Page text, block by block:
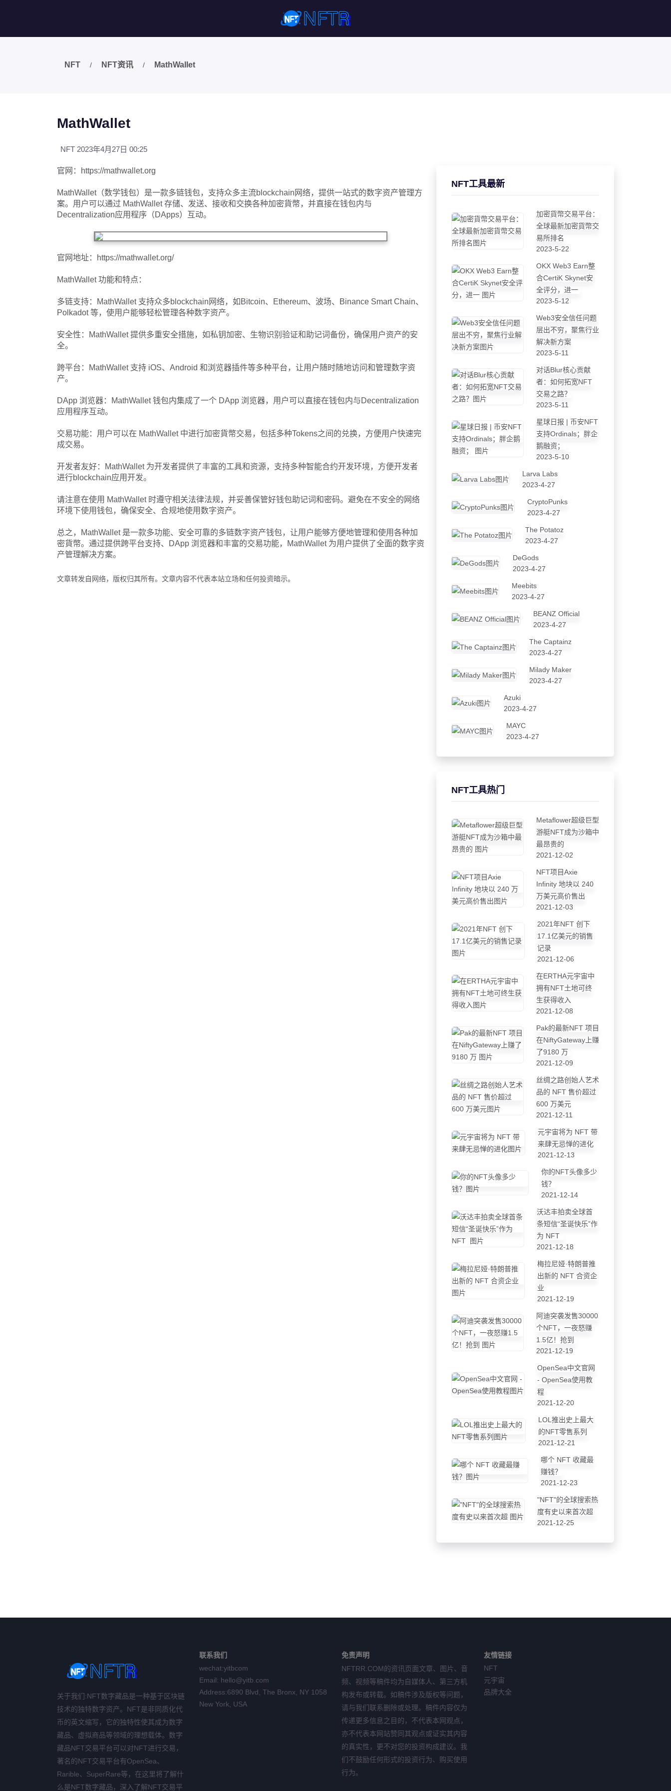
NFT / NFT资讯 / MathWallet
MathWallet
NFT 2023年4月27日 00:25
官网：https://mathwallet.org
MathWallet（数学钱包）是一款多链钱包，支持众多主流blockchain网络，提供一站式的数字资产管理方
案。用户可以通过 MathWallet 存储、发送、接收和交换各种加密貨幣，并直接在钱包内与
Decentralization应用程序（DApps）互动。
官网地址：https://mathwallet.org/
MathWallet 功能和特点：
多链支持：MathWallet 支持众多blockchain网络，如Bitcoin、Ethereum、波场、Binance Smart Chain、
Polkadot 等，使用户能够轻松管理各种数字资产。
安全性：MathWallet 提供多重安全措施，如私钥加密、生物识别验证和助记词备份，确保用户资产的安
全。
跨平台：MathWallet 支持 iOS、Android 和浏览器插件等多种平台，让用户随时随地访问和管理数字资
产。
DApp 浏览器：MathWallet 钱包内集成了一个 DApp 浏览器，用户可以直接在钱包内与Decentralization
应用程序互动。
交易功能：用户可以在 MathWallet 中进行加密貨幣交易，包括多种Tokens之间的兑换，方便用户快速完
成交易。
开发者友好：MathWallet 为开发者提供了丰富的工具和资源，支持多种智能合约开发环境，方便开发者
进行blockchain应用开发。
请注意在使用 MathWallet 时遵守相关法律法规，并妥善保管好钱包助记词和密码。避免在不安全的网络
环境下使用钱包，确保安全、合规地使用数字资产。
总之，MathWallet 是一款多功能、安全可靠的多链数字资产钱包，让用户能够方便地管理和使用各种加
密貨幣。通过提供跨平台支持、DApp 浏览器和丰富的交易功能，MathWallet 为用户提供了全面的数字资
产管理解决方案。
文章转发自网络，版权归其所有。文章内容不代表本站立场和任何投资暗示。
NFT工具最新
加密貨幣交易平台：
全球最新加密貨幣交
易所排名
2023-5-22
OKX Web3 Earn整
合CertiK Skynet安
全评分，进一
2023-5-12
Web3安全信任问题
层出不穷，聚焦行业
解决新方案
2023-5-11
对话Blur核心贡献
者：如何拓宽NFT
交易之路？
2023-5-11
星球日报 | 币安NFT
支持Ordinals；胖企
鹅融资；
2023-5-10
Larva Labs
2023-4-27
CryptoPunks
2023-4-27
The Potatoz
2023-4-27
DeGods
2023-4-27
Meebits
2023-4-27
BEANZ Official
2023-4-27
The Captainz
2023-4-27
Milady Maker
2023-4-27
Azuki
2023-4-27
MAYC
2023-4-27
NFT工具热门
Metaflower超级巨型
游艇NFT成为沙箱中
最昂贵的
2021-12-02
NFT项目Axie
Infinity 地块以 240
万美元高价售出
2021-12-03
2021年NFT 创下
17.1亿美元的销售
记录
2021-12-06
在ERTHA元宇宙中
拥有NFT土地可终
生获得收入
2021-12-08
Pak的最新NFT 项目
在NiftyGateway上赚
了9180 万
2021-12-09
丝绸之路创始人艺术
品的 NFT 售价超过
600 万美元
2021-12-11
元宇宙将为 NFT 带
来肆无忌惮的进化
2021-12-13
你的NFT头像多少
钱？
2021-12-14
沃达丰拍卖全球首
条短信“圣诞快乐”作
为 NFT
2021-12-18
梅拉尼娅·特朗普推
出新的 NFT 合资企
业
2021-12-19
阿迪突袭发售30000
个NFT，一夜怒赚
1.5亿！抢到
2021-12-19
OpenSea中文官网
- OpenSea使用教
程
2021-12-20
LOL推出史上最大
的NFT零售系列
2021-12-21
哪个 NFT 收藏最
赚钱？
2021-12-23
"NFT"的全球搜索热
度有史以来首次超
2021-12-25
关于我们:NFT数字藏品是一种基于区块链
技术的独特数字资产。NFT是非同质化代
币的英文缩写，它的独特性使其成为数字
藏品、虚拟商品等领域的理想载体。数字
藏品NFT交易平台可以对NFT进行交易，
著名的NFT交易平台有OpenSea、
Rarible、SuperRare等，在这里将了解什
么是NFT数字藏品，深入了解NFT交易平
联系我们
wechat:yitbcom
Email: hello@yitb.com
Address:6890 Blvd, The Bronx, NY 1058
New York, USA
免责声明
NFTRR.COM的资讯页面文章、图片、音
频、视频等稿件均为自媒体人、第三方机
构发布或转载。如稿件涉及版权等问题，
请与我们联系删除或处理。稿件内容仅为
传递更多信息之目的，不代表本网观点，
亦不代表本网站赞同其观点或证实其内容
的真实性，更不对您的投资构成建议。我
们不鼓励任何形式的投资行为、购买使用
行为。
友情链接
NFT
元宇宙
品牌大全